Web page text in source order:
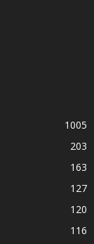
1005
203
163
127
120
116